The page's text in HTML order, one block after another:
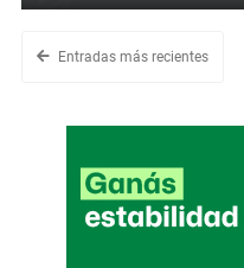
Entradas más recientes